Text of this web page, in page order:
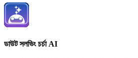
ডাউট সলভিং চর্চা AI